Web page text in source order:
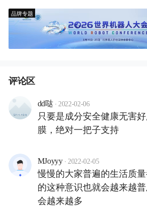
品牌专题
评论区
dd哒 · 2022-02-06
只要是成分安全健康无害
膜，绝对一把子支持
MJoyyy · 2022-02-05
慢慢的大家普遍的生活质
的这种意识也就会越来越
会越来越多